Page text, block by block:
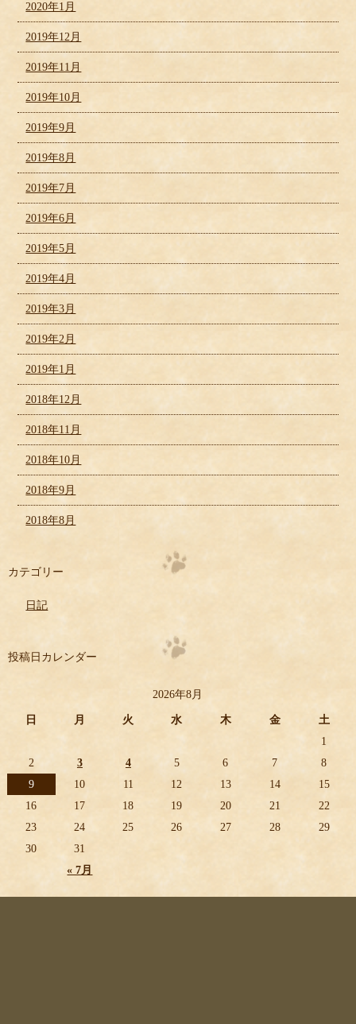
2020年1月
2019年12月
2019年11月
2019年10月
2019年9月
2019年8月
2019年7月
2019年6月
2019年5月
2019年4月
2019年3月
2019年2月
2019年1月
2018年12月
2018年11月
2018年10月
2018年9月
2018年8月
カテゴリー
日記
投稿日カレンダー
2026年8月
日 月 火 水 木 金 土
« 7月
1
2
3 4 5 6 7
8
9
10 11 12 13 14
15
16
17 18 19 20 21
22
23
24 25 26 27 28
29
30
31